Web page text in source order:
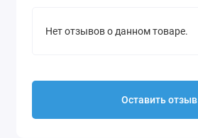
Нет отзывов о данном товаре.
Оставить отзыв